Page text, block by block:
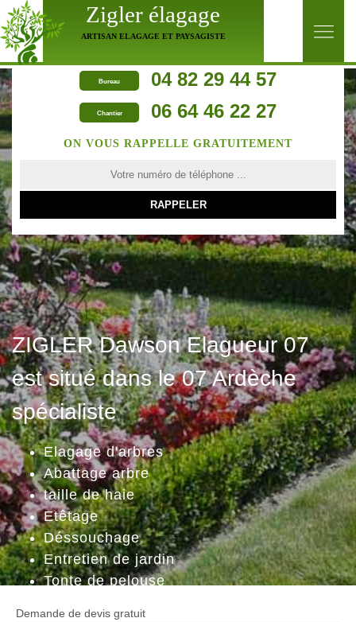
Zigler élagage
ARTISAN ELAGAGE ET PAYSAGISTE
Bureau 04 82 29 44 57
Chantier 06 64 46 22 27
ZIGLER Dawson Elagueur 07
est situé dans le 07 Ardèche
spécialiste
Elagage d'arbres
Abattage arbre
taille de haie
Etêtage
Déssouchage
Entretien de jardin
Tonte de pelouse
ON VOUS RAPPELLE GRATUITEMENT
Demande de devis gratuit